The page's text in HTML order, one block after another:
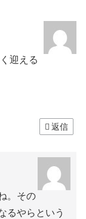
迎える
返信
。その
るやらという